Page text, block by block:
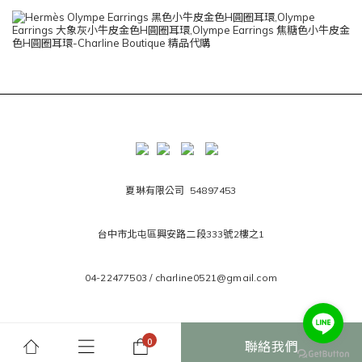
聯絡我們
夏琳有限公司 54897453
台中市北屯區興安路二段333號2樓之1
04-22477503 / charline0521@gmail.com